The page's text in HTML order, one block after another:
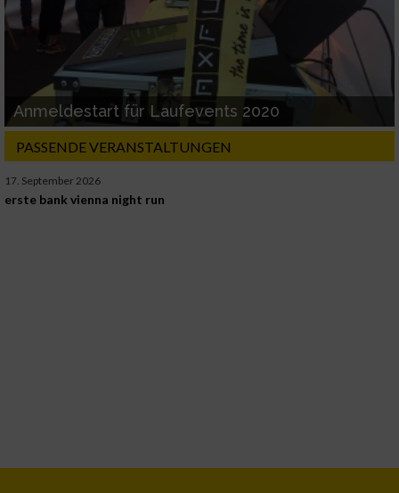
Anmeldestart für Laufevents 2020
PASSENDE VERANSTALTUNGEN
17. September 2026
erste bank vienna night run